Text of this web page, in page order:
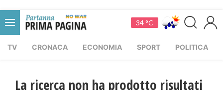
34 °C
TV CRONACA ECONOMIA SPORT POLITICA
La ricerca non ha prodotto risultati